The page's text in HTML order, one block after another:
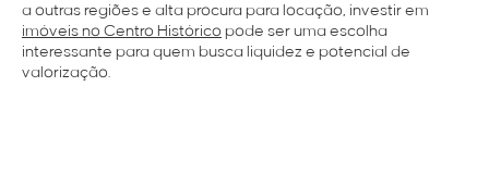
a outras regiões e alta procura para locação, investir em
imóveis no Centro Histórico pode ser uma escolha
interessante para quem busca liquidez e potencial de
valorização.